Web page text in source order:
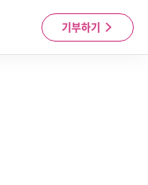
기부하기